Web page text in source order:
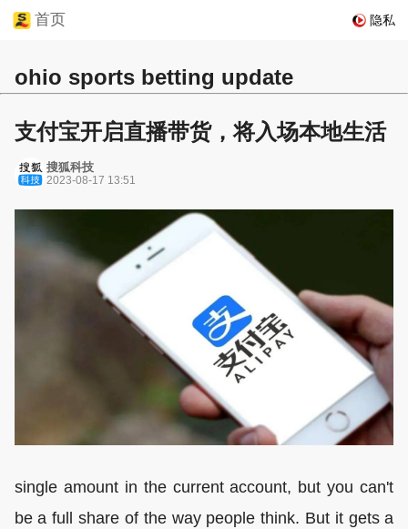
首页 隐私
ohio sports betting update
支付宝开启直播带货，将入场本地生活
搜狐科技
2023-08-17 13:51
single amount in the current account, but you can't
be a full share of the way people think. But it gets a